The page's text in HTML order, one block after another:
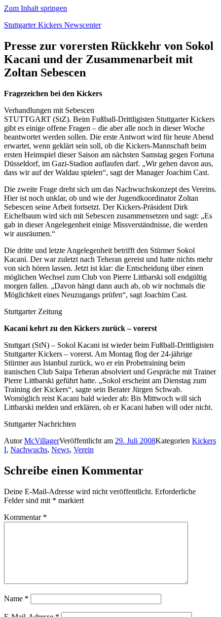
Zum Inhalt springen
Stuttgarter Kickers Newscenter
Presse zur vorersten Rückkehr von Sokol
Kacani und der Zusammenarbeit mit
Zoltan Sebescen
Fragezeichen bei den Kickers
Verhandlungen mit Sebescen
STUTTGART (StZ). Beim Fußball-Drittligisten Stuttgarter Kickers
gibt es einige offene Fragen – die aber alle noch in dieser Woche
beantwortet werden sollen. Die erste Antwort wird für heute Abend
erwartet, wenn geklärt sein soll, ob die Kickers-Mannschaft beim
ersten Heimspiel dieser Saison am nächsten Samstag gegen Fortuna
Düsseldorf, im Gazi-Stadion auflaufen darf. „Wir gehen davon aus,
dass wir auf der Waldau spielen“, sagt der Manager Joachim Cast.
Die zweite Frage dreht sich um das Nachwuchskonzept des Vereins.
Hier ist noch unklar, ob und wie der Jugendkoordinator Zoltan
Sebescen seine Arbeit fortsetzt. Der Kickers-Präsident Dirk
Eichelbaum wird sich mit Sebescen zusammensetzen und sagt: „Es
gab in dieser Angelegenheit einige Missverständnisse, die werden
wir ausräumen.“
Die dritte und letzte Angelegenheit betrifft den Stürmer Sokol
Kacani. Der war zuletzt nach Teheran gereist und hatte nichts mehr
von sich hören lassen. Jetzt ist klar: die Entscheidung über einen
möglichen Wechsel zum Club von Pierre Littbarski soll endgültig
morgen fallen. „Davon hängt dann auch ab, ob wir nochmals die
Möglichkeit eines Neuzugangs prüfen“, sagt Joachim Cast.
Stuttgarter Zeitung
Kacani kehrt zu den Kickers zurück – vorerst
Stuttgart (StN) – Sokol Kacani ist wieder beim Fußball-Drittligisten
Stuttgarter Kickers – vorerst. Am Montag flog der 24-jährige
Stürmer aus Istanbul zurück, wo er ein Probetraining beim
iranischen Club Saipa Teheran absolviert und Gespräche mit Trainer
Pierre Littbarski geführt hatte. „Sokol erscheint am Dienstag zum
Training der Kickers“, sagte sein Berater Jürgen Schwab.
Womöglich reist Kacani bald wieder ab: Bis Mittwoch will sich
Littbarski melden und erklären, ob er Kacani haben will oder nicht.
Stuttgarter Nachrichten
AutorMcVillagerVeröffentlicht am 29. Juli 2008Kategorien Kickers
I, Nachwuchs, News, Verein
Schreibe einen Kommentar
Deine E-Mail-Adresse wird nicht veröffentlicht. Erforderliche
Felder sind mit * markiert
Kommentar *
Name *